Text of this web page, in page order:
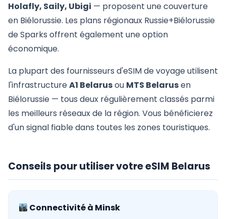
Holafly, Saily, Ubigi — proposent une couverture
en Biélorussie. Les plans régionaux Russie+Biélorussie
de Sparks offrent également une option
économique.
La plupart des fournisseurs d'eSIM de voyage utilisent
l'infrastructureA1 Belarusou MTS Belarusen
Biélorussie — tous deux régulièrement classés parmi
les meilleurs réseaux de la région. Vous bénéficierez
d'un signal fiable dans toutes les zones touristiques.
Conseils pour utiliser votre eSIM Belarus
Connectivité à Minsk